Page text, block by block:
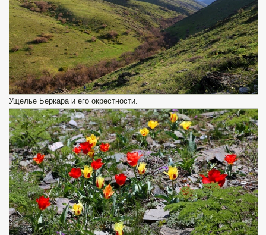
Ущелье Беркара и его окрестности.